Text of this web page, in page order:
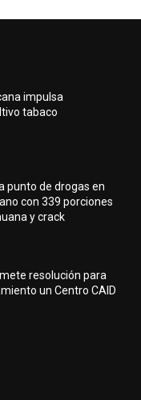
impulsa
tabaco
punto de drogas en
con 339 porciones
y crack
resolución para
un Centro CAID